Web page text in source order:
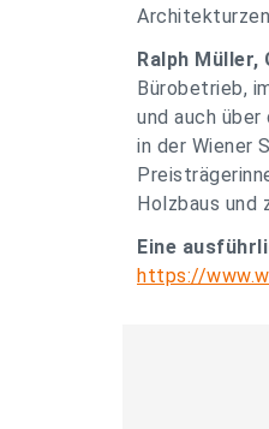
Ralph
Bürobetrieb,
und auch
in der Wiener
Holzbaus und
Eine
https://